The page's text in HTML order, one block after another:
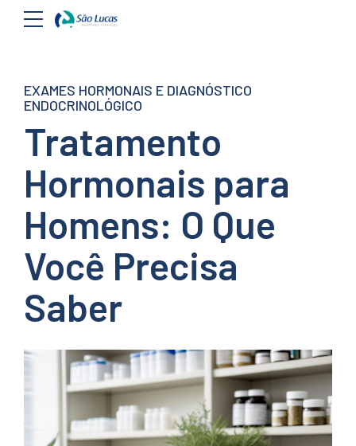
EXAMES HORMONAIS E DIAGNÓSTICO
ENDOCRINOLÓGICO
Tratamento
Hormonais para
Homens: O Que
Você Precisa
Saber